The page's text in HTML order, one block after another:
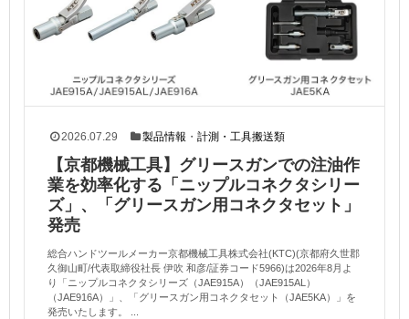
2026.07.29 製品情報 ・計測・工具搬送類
【京都機械工具】グリースガンでの注油作
業を効率化する「ニップルコネクタシリー
ズ」、「グリースガン用コネクタセット」
発売
総合ハンドツールメーカー京都機械工具株式会社(KTC)(京都府久世郡
久御山町/代表取締役社長 伊吹 和彦/証券コード5966)は2026年8月よ
り「ニップルコネクタシリーズ（JAE915A）（JAE915AL）
（JAE916A）」、「グリースガン用コネクタセット（JAE5KA）」を
発売いたします。 ...